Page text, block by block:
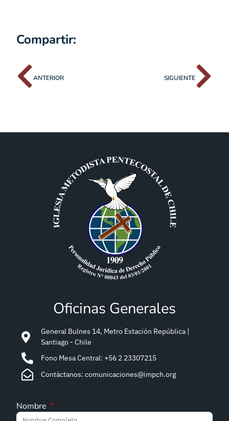
Compartir:
ANTERIOR SIGUIENTE
Oficinas Generales
General Bulnes 14, Metro Estación República |
Santiago - Chile
Fono Mesa Central: +56 2 23307215
Contáctanos: comunicaciones@impch.org
Nombre